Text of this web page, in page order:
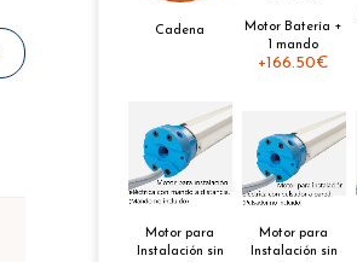
Cadena
Motor Batería +
1 mando
+166.50€
Motor para
Instalación sin
Motor para
Instalación sin